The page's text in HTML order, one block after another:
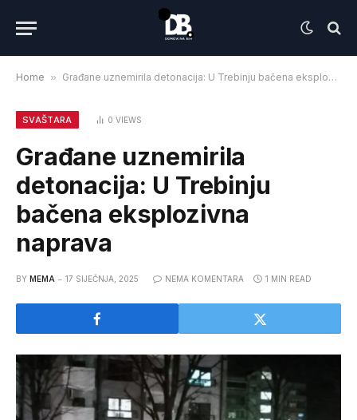
Home » Građane uznemirila detonacija: U Trebinju bačena eksplozivna naprava
SVAŠTARA 0 VIEWS
Građane uznemirila
detonacija: U Trebinju
bačena eksplozivna
naprava
BY MEMA 17 SIJEČNJA, 2025 NEMA KOMENTARA 1 MIN READ